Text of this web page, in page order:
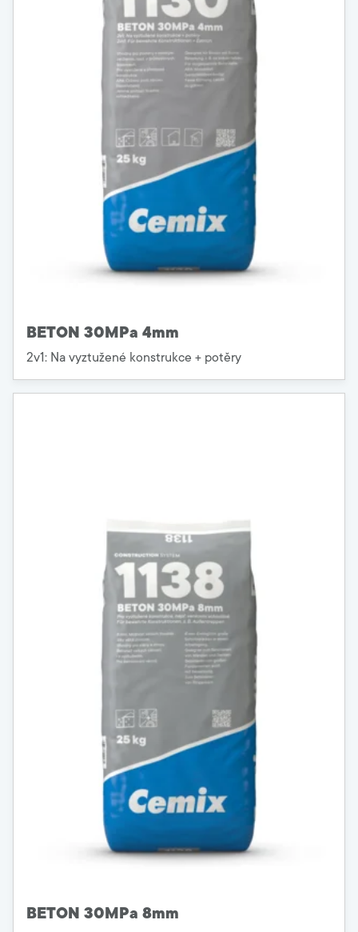
BETON 30MPa 4mm
2v1: Na vyztužené konstrukce + potěry
BETON 30MPa 8mm